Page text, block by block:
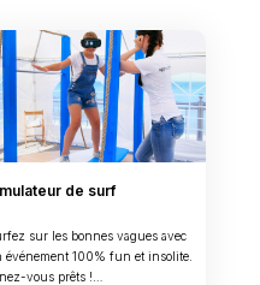
de surf
sur les bonnes vagues avec
événement 100% fun et insolite.
vous prêts !…